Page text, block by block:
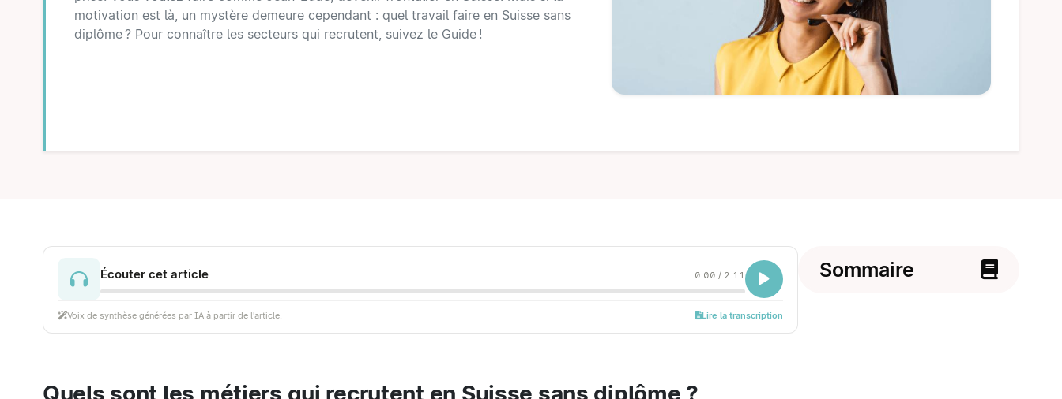
motivation est là, un mystère demeure cependant : quel travail faire en Suisse sans
diplôme ? Pour connaître les secteurs qui recrutent, suivez le Guide !
Écouter cet article 0:00 / 2:11
Voix de synthèse générées par IA à partir de l'article. Lire la transcription
Quels sont les métiers qui recrutent en Suisse sans diplôme ?
Sommaire